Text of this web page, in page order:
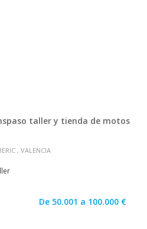
taller y tienda de motos
, VALENCIA
De 50.001 a 100.000 €